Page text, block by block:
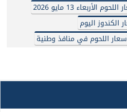
الأربعاء 13 مايو 2026
الكندوز اليوم
اللحوم في منافذ وطنية